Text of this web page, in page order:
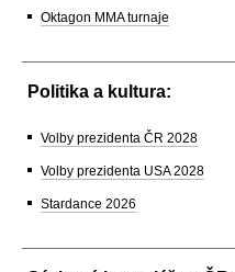
Oktagon MMA turnaje
Politika a kultura:
Volby prezidenta ČR 2028
Volby prezidenta USA 2028
Stardance 2026